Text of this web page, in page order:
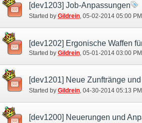
[dev1203] Job-Anpassungen
Started by Gildrein ‎, 05-02-2014 05:00 PM
Started by Gildrein‎, 05-01-2014 03:00 PM
Started by Gildrein ‎, 04-30-2014 05:13 PM